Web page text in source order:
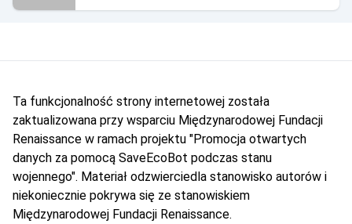
Ta funkcjonalność strony internetowej została
zaktualizowana przy wsparciu Międzynarodowej Fundacji
Renaissance w ramach projektu "Promocja otwartych
danych za pomocą SaveEcoBot podczas stanu
wojennego". Materiał odzwierciedla stanowisko autorów i
niekoniecznie pokrywa się ze stanowiskiem
Międzynarodowej Fundacji Renaissance.